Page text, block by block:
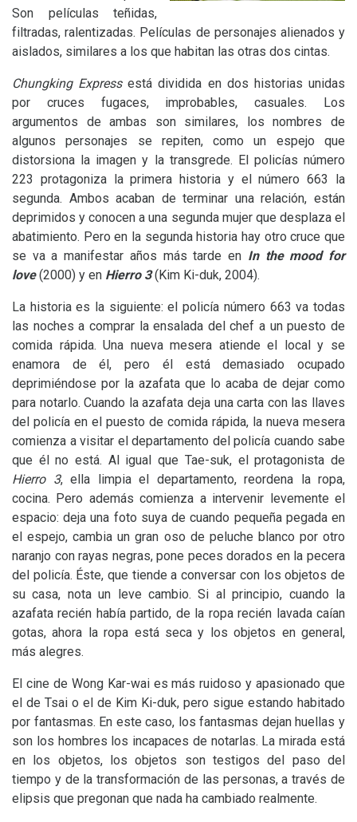
Son películas teñidas,
filtradas, ralentizadas. Películas de personajes alienados y
aislados, similares a los que habitan las otras dos cintas.
Chungking Expressestá dividida en dos historias unidas
por cruces fugaces, improbables, casuales. Los
argumentos de ambas son similares, los nombres de
algunos personajes se repiten, como un espejo que
distorsiona la imagen y la transgrede. El policías número
223 protagoniza la primera historia y el número 663 la
segunda. Ambos acaban de terminar una relación, están
deprimidos y conocen a una segunda mujer que desplaza el
abatimiento. Pero en la segunda historia hay otro cruce que
se va a manifestar años más tarde en In the mood for
love(2000) y en Hierro 3(Kim Ki-duk, 2004).
La historia es la siguiente: el policía número 663 va todas
las noches a comprar la ensalada del chef a un puesto de
comida rápida. Una nueva mesera atiende el local y se
enamora de él, pero él está demasiado ocupado
deprimiéndose por la azafata que lo acaba de dejar como
para notarlo. Cuando la azafata deja una carta con las llaves
del policía en el puesto de comida rápida, la nueva mesera
comienza a visitar el departamento del policía cuando sabe
que él no está. Al igual que Tae-suk, el protagonista de
Hierro 3, ella limpia el departamento, reordena la ropa,
cocina. Pero además comienza a intervenir levemente el
espacio: deja una foto suya de cuando pequeña pegada en
el espejo, cambia un gran oso de peluche blanco por otro
naranjo con rayas negras, pone peces dorados en la pecera
del policía. Éste, que tiende a conversar con los objetos de
su casa, nota un leve cambio. Si al principio, cuando la
azafata recién había partido, de la ropa recién lavada caían
gotas, ahora la ropa está seca y los objetos en general,
más alegres.
El cine de Wong Kar-wai es más ruidoso y apasionado que
el de Tsai o el de Kim Ki-duk, pero sigue estando habitado
por fantasmas. En este caso, los fantasmas dejan huellas y
son los hombres los incapaces de notarlas. La mirada está
en los objetos, los objetos son testigos del paso del
tiempo y de la transformación de las personas, a través de
elipsis que pregonan que nada ha cambiado realmente.